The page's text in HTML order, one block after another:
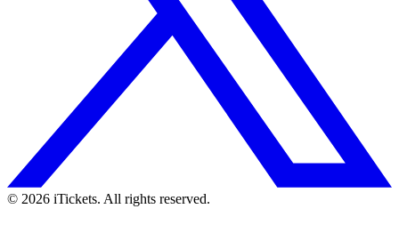
© 2026 iTickets. All rights reserved.